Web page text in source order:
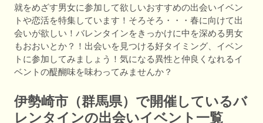
就をめざす男女に参加して欲しいおすすめの出会いイベン
トや恋活を特集しています！そろそろ・・・春に向けて出
会いが欲しい！バレンタインをきっかけに中を深める男女
もおおいとか？！出会いを見つける好タイミング、イベン
トに参加してみましょう！気になる異性と仲良くなれるイ
ベントの醍醐味を味わってみませんか？
伊勢崎市（群馬県）で開催しているバ
レンタインの出会いイベント一覧